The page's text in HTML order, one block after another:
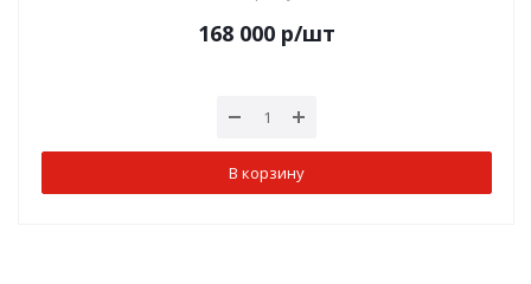
168 000 р/шт
В корзину